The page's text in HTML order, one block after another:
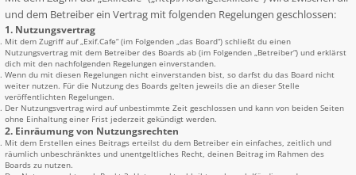
und dem Betreiber ein Vertrag mit folgenden Regelungen geschlossen:
1. Nutzungsvertrag
Mit dem Zugriff auf „Exif.Cafe“ (im Folgenden „das Board“) schließt du einen
Nutzungsvertrag mit dem Betreiber des Boards ab (im Folgenden „Betreiber“) und erklärst
dich mit den nachfolgenden Regelungen einverstanden.
Wenn du mit diesen Regelungen nicht einverstanden bist, so darfst du das Board nicht
weiter nutzen. Für die Nutzung des Boards gelten jeweils die an dieser Stelle
veröffentlichten Regelungen.
Der Nutzungsvertrag wird auf unbestimmte Zeit geschlossen und kann von beiden Seiten
ohne Einhaltung einer Frist jederzeit gekündigt werden.
2. Einräumung von Nutzungsrechten
Mit dem Erstellen eines Beitrags erteilst du dem Betreiber ein einfaches, zeitlich und
räumlich unbeschränktes und unentgeltliches Recht, deinen Beitrag im Rahmen des
Boards zu nutzen.